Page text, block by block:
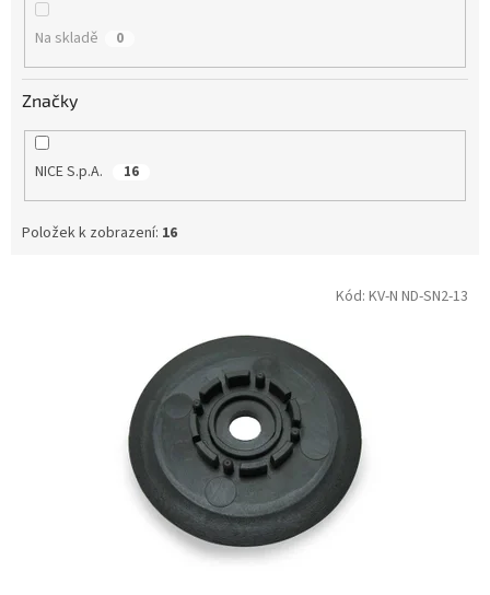
Na skladě 0
Značky
NICE S.p.A. 16
Položek k zobrazení: 16
Kód: KV-N ND-SN2-13